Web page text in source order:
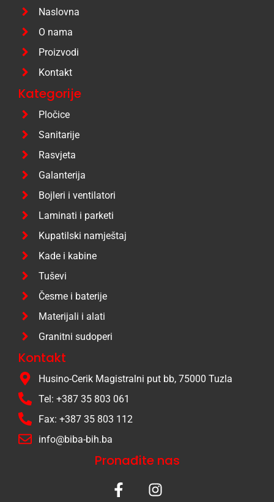
Naslovna
O nama
Proizvodi
Kontakt
Kategorije
Pločice
Sanitarije
Rasvjeta
Galanterija
Bojleri i ventilatori
Laminati i parketi
Kupatilski namještaj
Kade i kabine
Tuševi
Česme i baterije
Materijali i alati
Granitni sudoperi
Kontakt
Husino-Cerik Magistralni put bb, 75000 Tuzla
Tel: +387 35 803 061
Fax: +387 35 803 112
info@biba-bih.ba
Pronađite nas